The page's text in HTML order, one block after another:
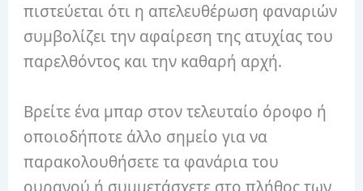
πιστεύεται ότι η απελευθέρωση φαναριών
συμβολίζει την αφαίρεση της ατυχίας του
παρελθόντος και την καθαρή αρχή.
Βρείτε ένα μπαρ στον τελευταίο όροφο ή
οποιοδήποτε άλλο σημείο για να
παρακολουθήσετε τα φανάρια του
ουρανού ή συμμετάσχετε στο πλήθος των